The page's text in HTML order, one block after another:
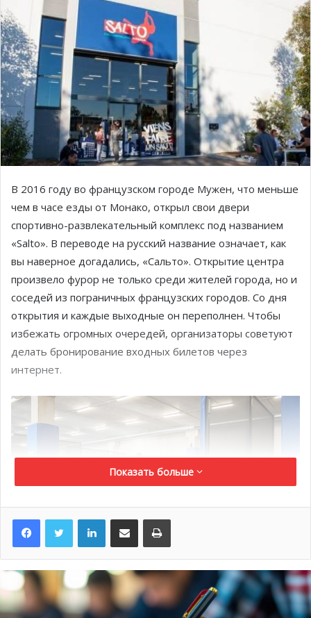
В 2016 году во французском городе Мужен, что меньше
чем в часе езды от Монако, открыл свои двери
спортивно-развлекательный комплекс под названием
«Salto». В переводе на русский название означает, как
вы наверное догадались, «Сальто». Открытие центра
произвело фурор не только среди жителей города, но и
соседей из пограничных французских городов. Со дня
открытия и каждые выходные он переполнен. Чтобы
избежать огромных очередей, организаторы советуют
делать бронирование входных билетов через
интернет.
Казалось бы, откуда столько ажиотажа? Спортивно-
Показать больше
LinkedInПоделиться по электронной почте Распечатать